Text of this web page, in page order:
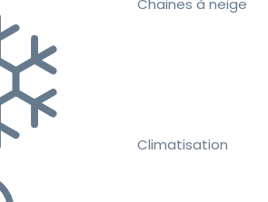
Chaines à neige
Climatisation